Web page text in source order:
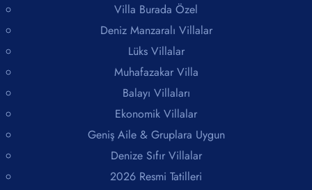
Villa Burada Özel
Deniz Manzaralı Villalar
Lüks Villalar
Muhafazakar Villa
Balayı Villaları
Ekonomik Villalar
Geniş Aile & Gruplara Uygun
Denize Sıfır Villalar
2026 Resmi Tatilleri